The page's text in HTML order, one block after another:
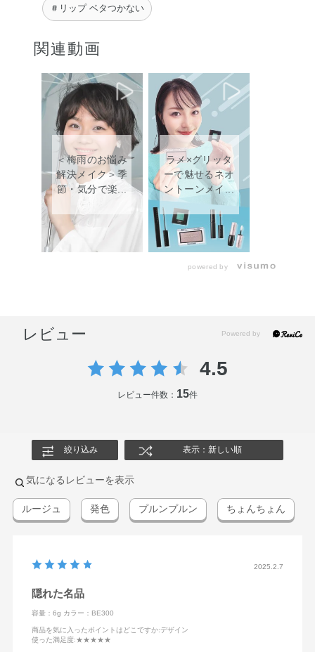
＃リップ ベタつかない
関連動画
＜梅雨のお悩み
解決メイク＞季
節・気分で楽...
ラメ×グリッタ
ーで魅せるネオ
ントーンメイ...
powered by
レビュー
4.5
レビュー件数： 15件
絞り込み 表示：新しい順
気になるレビューを表示
ルージュ 発色 プルンプルン ちょんちょん
2025.2.7
隠れた名品
容量：6g カラー：BE300
商品を気に入ったポイントはどこですか:デザイン
使った満足度:★★★★★